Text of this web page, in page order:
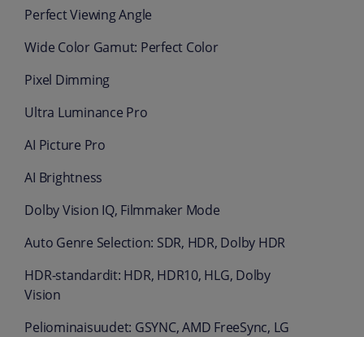
Perfect Viewing Angle
Wide Color Gamut: Perfect Color
Pixel Dimming
Ultra Luminance Pro
AI Picture Pro
AI Brightness
Dolby Vision IQ, Filmmaker Mode
Auto Genre Selection: SDR, HDR, Dolby HDR
HDR-standardit: HDR, HDR10, HLG, Dolby
Vision
Peliominaisuudet: GSYNC, AMD FreeSync, LG